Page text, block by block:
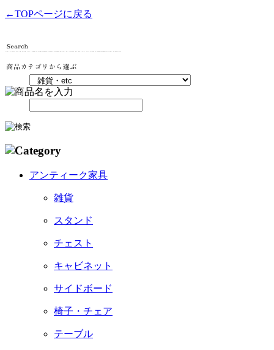
←TOPページに戻る
アンティーク家具
雑貨
スタンド
チェスト
キャビネット
サイドボード
椅子・チェア
テーブル